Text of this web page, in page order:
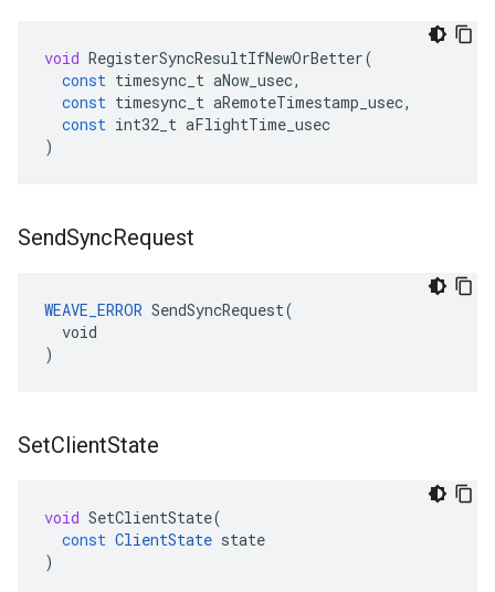
void RegisterSyncResultIfNewOrBetter(
const timesync_t aNow_usec,
const timesync_t aRemoteTimestamp_usec,
const int32_t aFlightTime_usec
)
SendSyncRequest
WEAVE_ERROR SendSyncRequest(
  void
)
SetClientState
void SetClientState(
const ClientState state
)